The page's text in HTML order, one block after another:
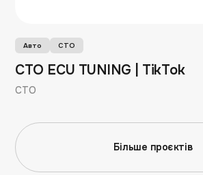
Авто СТО
СТО ECU TUNING | TikTok
СТО
Більше проєктів